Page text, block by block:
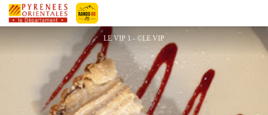
Pyrénées-Orientales Le Département
LE VIP
LE VIP 1 - ©LE VIP